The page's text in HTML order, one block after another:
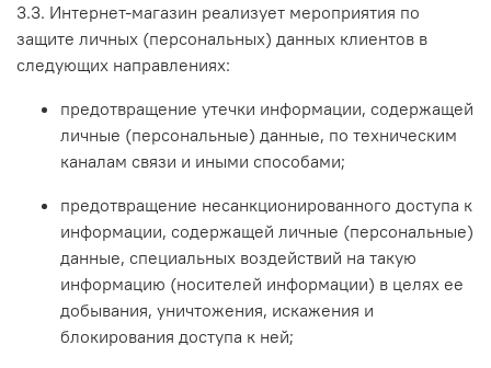
3.3. Интернет-магазин реализует мероприятия по
защите личных (персональных) данных клиентов в
следующих направлениях:
предотвращение утечки информации, содержащей
личные (персональные) данные, по техническим
каналам связи и иными способами;
предотвращение несанкционированного доступа к
информации, содержащей личные (персональные)
данные, специальных воздействий на такую
информацию (носителей информации) в целях ее
добывания, уничтожения, искажения и
блокирования доступа к ней;